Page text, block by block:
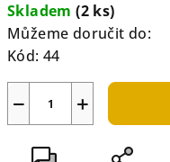
cena:
Skladem(2 ks)
Můžeme doručit do:
Kód: 44
+
−